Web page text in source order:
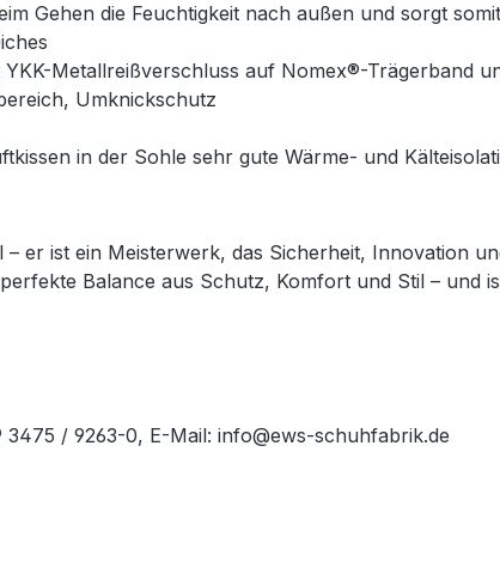
Gehen die Feuchtigkeit nach außen und sorgt
Metallreißverschluss auf Nomex®-Trägerband
Umknickschutz
in der Sohle sehr gute Wärme- und
er ist ein Meisterwerk, das Sicherheit, Innovation
Balance aus Schutz, Komfort und Stil – und
/ 9263-0, E-Mail: info@ews-schuhfabrik.de